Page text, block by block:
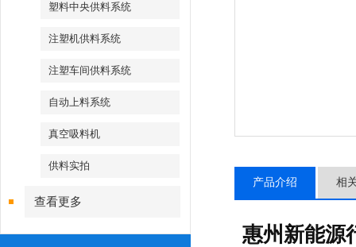
塑料中央供料系统
注塑机供料系统
注塑车间供料系统
自动上料系统
真空吸料机
供料实拍
查看更多
产品介绍 相
惠州新能源